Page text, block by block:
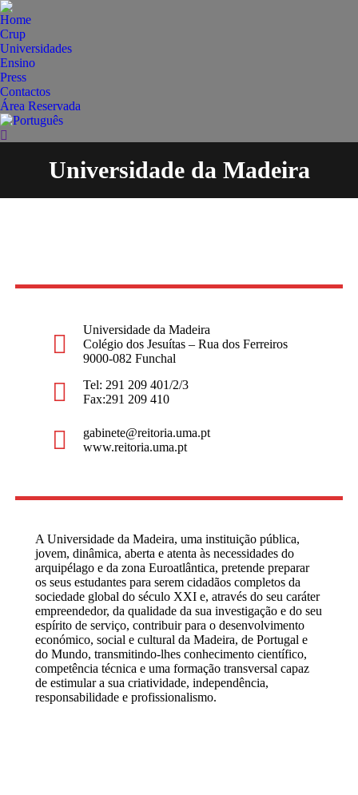
Home
Crup
Universidades
Ensino
Press
Contactos
Área Reservada
Search:
Universidade da Madeira
You are here:
Universidade da Madeira
Colégio dos Jesuítas – Rua dos Ferreiros
9000-082 Funchal
Tel: 291 209 401/2/3
Fax:291 209 410
gabinete@reitoria.uma.pt
www.reitoria.uma.pt
A Universidade da Madeira, uma instituição pública,
jovem, dinâmica, aberta e atenta às necessidades do
arquipélago e da zona Euroatlântica, pretende preparar
os seus estudantes para serem cidadãos completos da
sociedade global do século XXI e, através do seu caráter
empreendedor, da qualidade da sua investigação e do seu
espírito de serviço, contribuir para o desenvolvimento
económico, social e cultural da Madeira, de Portugal e
do Mundo, transmitindo-lhes conhecimento científico,
competência técnica e uma formação transversal capaz
de estimular a sua criatividade, independência,
responsabilidade e profissionalismo.